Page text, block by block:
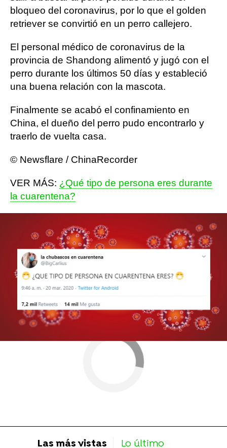
bloqueo del coronavirus, por lo que el golden
retriever se convirtió en un perro callejero.
El personal médico de coronavirus de la
provincia de Shandong alimentó y jugó con el
perro durante los últimos 50 días y estableció
una buena relación con la mascota.
Finalmente se acabó el confinamiento en
China, el dueño del perro pudo encontrarlo y
traerlo de vuelta casa.
© Newsflare / ChinaRecorder
VER MÁS: ¿Qué tipo de persona eres durante
la cuarentena?
Más sobre este tema:
Coronavirus Mascotas
Las más vistas Lo último